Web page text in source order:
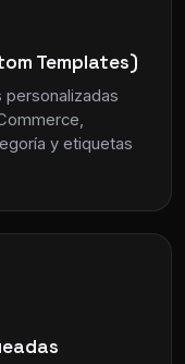
Templates)
personalizadas
y etiquetas